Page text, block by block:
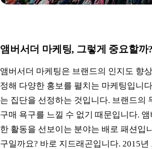
앰버서더 마케팅, 그렇게 중요할까?
앰버서더 마케팅은 브랜드의 인지도 향
정해 다양한 홍보를 펼치는 마케팅입니
는 집단을 선정하는 것입니다. 브랜드의
구매 욕구를 느낄 수 없기 때문입니다.
한 활동을 선보이는 분야는 배로 패션입
구일까요? 바로 지드래곤입니다. 2015